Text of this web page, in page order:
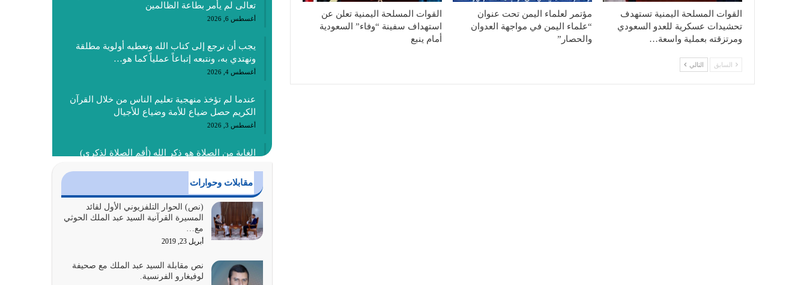
القوات المسلحة اليمنية تستهدف
تحشيدات عسكرية للعدو السعودي
ومرتزقته بعملية واسعة…
مؤتمر لعلماء اليمن تحت عنوان
“علماء اليمن في مواجهة العدوان
والحصار”
القوات المسلحة اليمنية تعلن عن
استهداف سفينة “وفاء” السعودية
أمام ينبع
السابق التالي
تعالى لم يأمر بطاعة الظالمين
أغسطس 6, 2026
يجب أن نرجع إلى كتاب الله ونعطيه أولوية مطلقة
ونهتدي به، ونتبعه إتباعاً عملياً كما هو…
أغسطس 4, 2026
عندما لم تؤخذ منهجية تعليم الناس من خلال القرآن
الكريم حصل ضياع للأمة وضياع للأجيال
أغسطس 3, 2026
الغاية من الصلاة هو ذكر الله (أقم الصلاة لذكري)
أغسطس 2, 2026
السبب الرئيسي لشقاء الأمة الابتعاد عن كتاب الله
والتعدي لحدود الله بالإضافات للدين
أغسطس 1, 2026
أبرز أسباب الشقاء هو الإعراض عن ذكر الله وعن هدى
الله المتمثل في القرآن الكريم
مقابلات وحوارات
(نص) الحوار التلفزيوني الأول لقائد
المسيرة القرآنية السيد عبد الملك الحوثي
مع…
أبريل 23, 2019
نص مقابلة السيد عبد الملك مع صحيفة
لوفيغارو الفرنسية.